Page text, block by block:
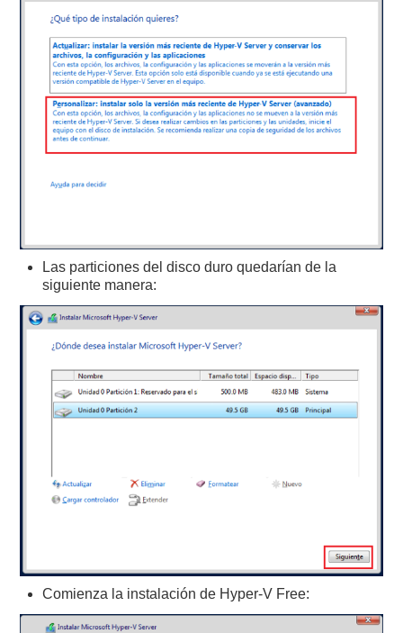
Las particiones del disco duro quedarían de la
siguiente manera:
Comienza la instalación de Hyper-V Free: